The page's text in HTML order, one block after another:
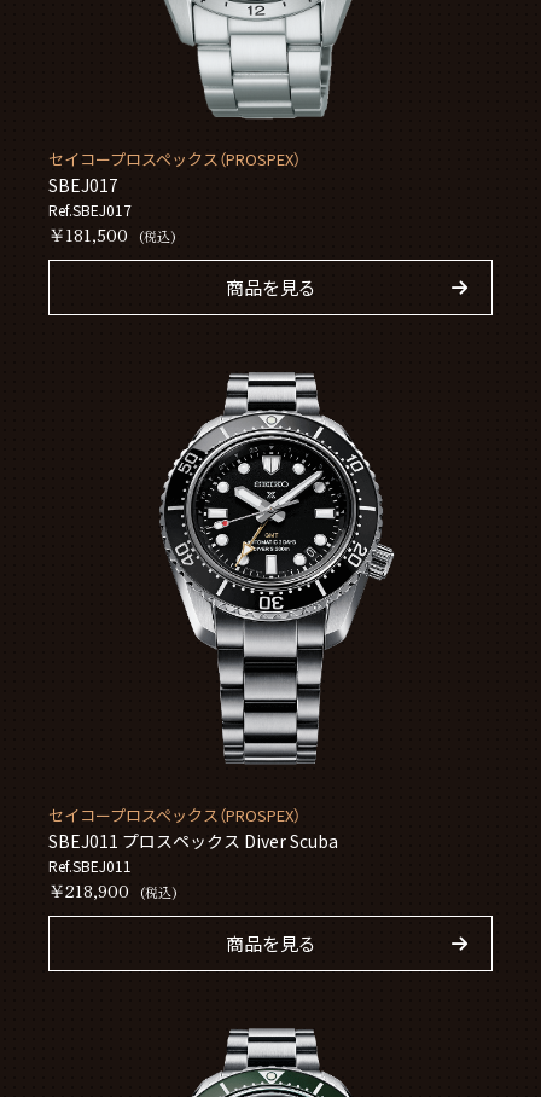
セイコープロスペックス（PROSPEX）
SBEJ017
Ref.SBEJ017
￥181,500 (税込)
商品を見る
セイコープロスペックス（PROSPEX）
SBEJ011 プロスペックス Diver Scuba
Ref.SBEJ011
￥218,900 (税込)
商品を見る